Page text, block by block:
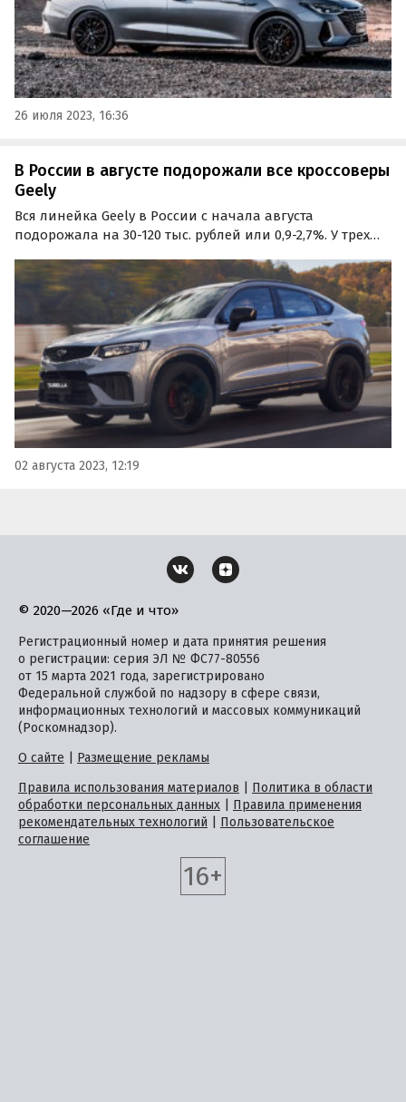
26 июля 2023, 16:36
В России в августе подорожали все кроссоверы
Geely
Вся линейка Geely в России с начала августа
подорожала на 30-120 тыс. рублей или 0,9-2,7%. У трех
одного – исчезновение «специальной выгоды»,
сообщает портал «Автоновости дня».
02 августа 2023, 12:19
© 2020—2026 «Где и что»
Регистрационный номер и дата принятия решения
о регистрации: серия ЭЛ № ФС77-80556
от 15 марта 2021 года, зарегистрировано
Федеральной службой по надзору в сфере связи,
информационных технологий и массовых коммуникаций
(Роскомнадзор).
О сайте
Размещение рекламы
Правила использования материалов
Политика в области
обработки персональных данных
Правила применения
рекомендательных технологий
Пользовательское
соглашение
16+